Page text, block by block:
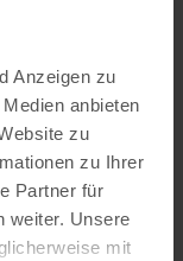
Anzeigen zu
anbieten
zu
zu Ihrer
Partner für
weiter. Unsere
mit